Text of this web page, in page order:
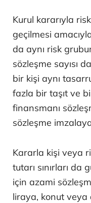
Kurul kararıyla
geçilmesi
da aynı risk
sözleşme sayısı
bir kişi aynı
fazla bir taşıt ve
finansmanı
sözleşme
Kararla kişi veya
tutarı sınırları da
için azami
liraya, konut veya